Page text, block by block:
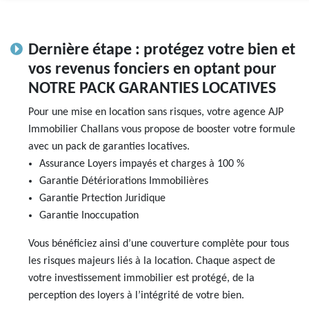
Dernière étape : protégez votre bien et
vos revenus fonciers en optant pour
NOTRE PACK GARANTIES LOCATIVES
Pour une mise en location sans risques, votre agence AJP
Immobilier Challans vous propose de booster votre formule
avec un pack de garanties locatives.
Assurance Loyers impayés et charges à 100 %
Garantie Détériorations Immobilières
Garantie Prtection Juridique
Garantie Inoccupation
Vous bénéficiez ainsi d’une couverture complète pour tous
les risques majeurs liés à la location. Chaque aspect de
votre investissement immobilier est protégé, de la
perception des loyers à l’intégrité de votre bien.